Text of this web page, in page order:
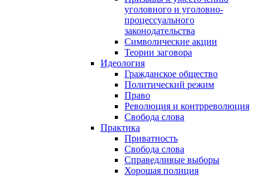
уголовного и уголовно-
процессуального
законодательства
Символические акции
Теории заговора
Идеология
Гражданское общество
Политический режим
Право
Революция и контрреволюция
Свобода слова
Практика
Приватность
Свобода слова
Справедливые выборы
Хорошая полиция